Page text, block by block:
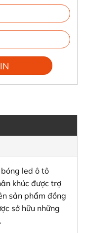
led ô tô
khúc được trợ
sản phẩm đồng
sở hữu những